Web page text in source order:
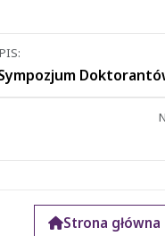
Strona główna